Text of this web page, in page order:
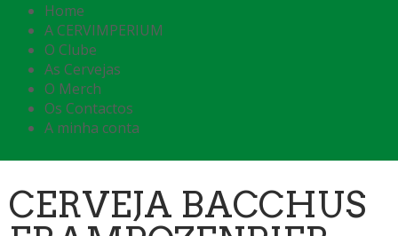
Home
A CERVIMPERIUM
O Clube
As Cervejas
O Merch
Os Contactos
A minha conta
CERVEJA BACCHUS